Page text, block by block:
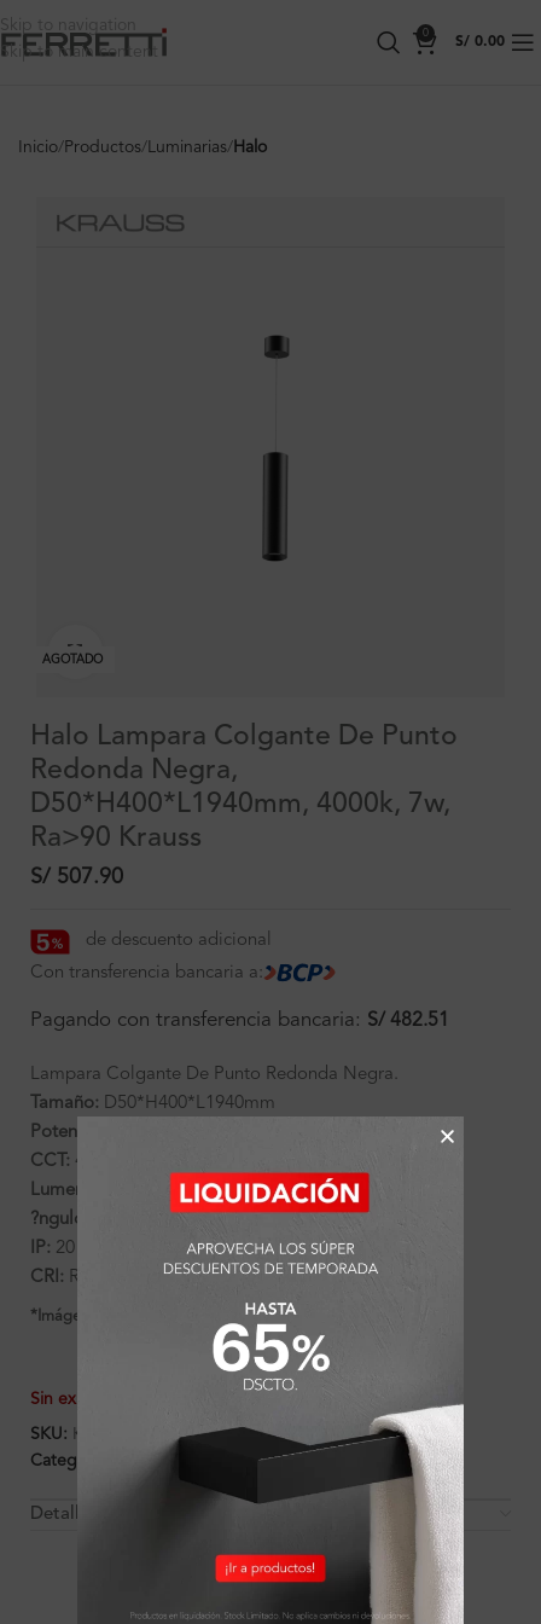
Skip to navigation
Skip to main content
0
S/ 0.00
Inicio Productos Luminarias Halo
AGOTADO
Halo Lampara Colgante De Punto
Redonda Negra,
D50*H400*L1940mm, 4000k, 7w,
Ra>90 Krauss
S/ 507.90
de descuento adicional
Con transferencia bancaria a:
Pagando con transferencia bancaria: S/ 482.51
Lampara Colgante De Punto Redonda Negra.
Tamaño: D50*H400*L1940mm
Potencia:
CCT: 4000K
Lumens:
?ngulo:
IP: 20
CRI: Ra>90
*Imágenes referenciales
Sin existencias
SKU: K130124
Categorías:
Halo ,
Detalles y Material